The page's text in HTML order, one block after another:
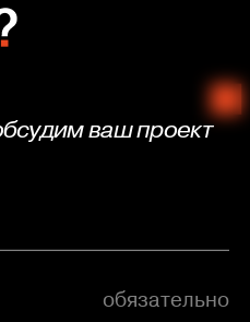
ваш проект
обязательно